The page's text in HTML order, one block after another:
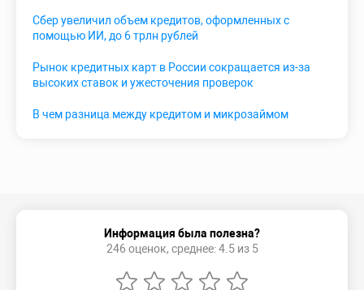
Сбер увеличил объем кредитов, оформленных с
помощью ИИ, до 6 трлн рублей
Рынок кредитных карт в России сокращается из-за
высоких ставок и ужесточения проверок
В чем разница между кредитом и микрозаймом
Информация была полезна?
246 оценок, среднее: 4.5 из 5